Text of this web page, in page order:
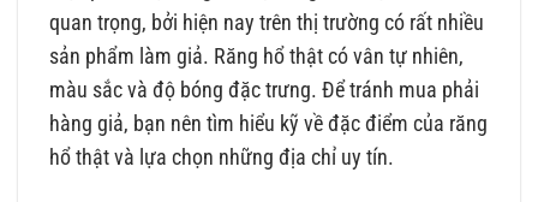
quan trọng, bởi hiện nay trên thị trường có rất nhiều
sản phẩm làm giả. Răng hổ thật có vân tự nhiên,
màu sắc và độ bóng đặc trưng. Để tránh mua phải
hàng giả, bạn nên tìm hiểu kỹ về đặc điểm của răng
hổ thật và lựa chọn những địa chỉ uy tín.